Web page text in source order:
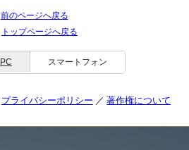
前のページへ戻る
トップページへ戻る
PC スマートフォン
プライバシーポリシー 著作権について